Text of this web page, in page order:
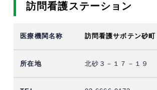
訪問看護ステーション
訪問看護サボテン砂町
北砂３－１７－１９